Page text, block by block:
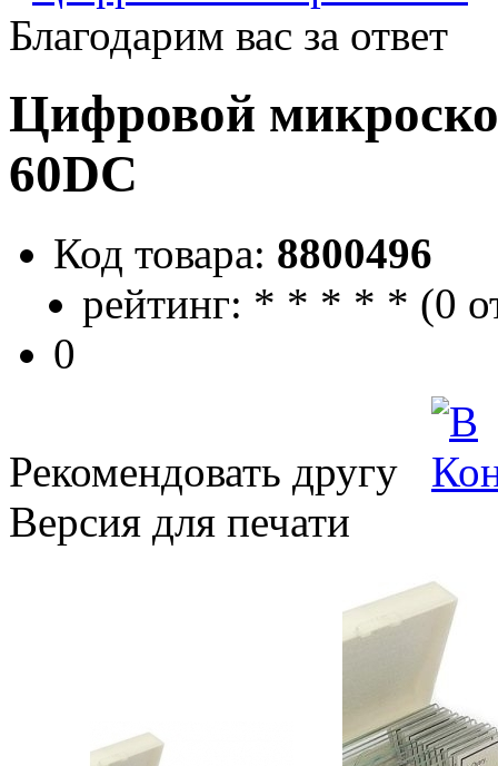
Благодарим вас за ответ
Цифровой
60DC
Код товара: 8800496
рейтинг: * * * * * (0
0
Рекомендовать другу
Версия для печати